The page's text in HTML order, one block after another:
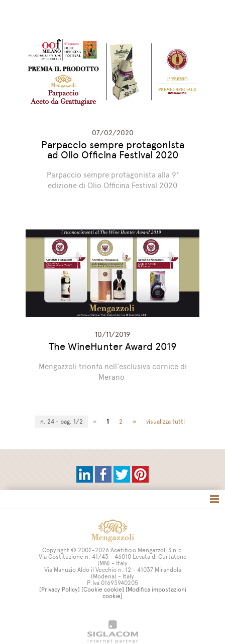
07/02/2020
Parpaccio sempre protagonista
ad Olio Officina Festival 2020
Parpaccio sempre protagonista alla 9°
edizione di Olio Officina Festival 2020
10/11/2019
The WineHunter Award 2019
Mengazzoli trionfa nell'esclusiva cornice di
Merano
n. 24 - pag. 1/2 « 1 2 » visualizza tutti
Copyright © 2002-2026 Acetificio Mengazzoli S.n.c.
Via Costituzione n. 41/43 - 46010 Levata di Curtatone
(MN) - Italy
Via Manuzio Aldo il Vecchio n. 12 - 41037 Mirandola
(Modena) - Italy
P.Iva 01693940205
[Privacy Policy] [Cookie cookie] [Modifica impostazioni
cookie]